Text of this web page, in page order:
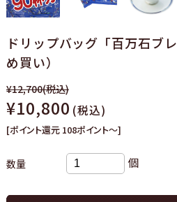
ドリップバッグ「百万石ブ
め買い）
¥12,700(税込)
¥10,800 (税込)
[ポイント還元 108ポイント～]
数量 個